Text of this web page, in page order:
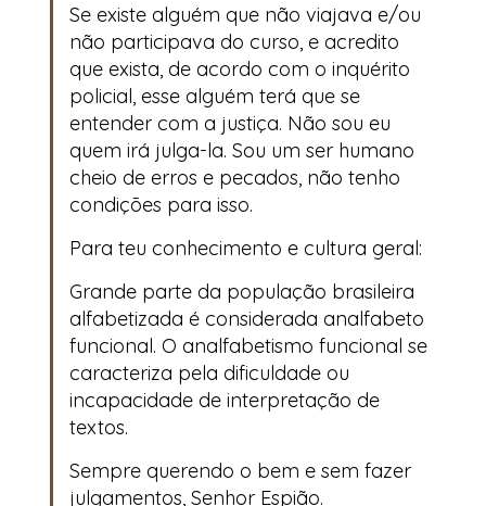
Se existe alguém que não viajava e/ou
não participava do curso, e acredito
que exista, de acordo com o inquérito
policial, esse alguém terá que se
entender com a justiça. Não sou eu
quem irá julga-la. Sou um ser humano
cheio de erros e pecados, não tenho
condições para isso.
Para teu conhecimento e cultura geral:
Grande parte da população brasileira
alfabetizada é considerada analfabeto
funcional. O analfabetismo funcional se
caracteriza pela dificuldade ou
incapacidade de interpretação de
textos.
Sempre querendo o bem e sem fazer
julgamentos, Senhor Espião.